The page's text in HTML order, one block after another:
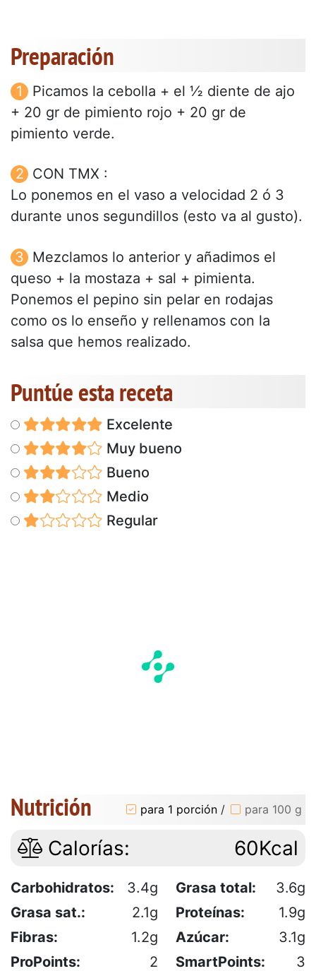
Preparación
Picamos la cebolla + el ½ diente de ajo
+ 20 gr de pimiento rojo + 20 gr de
pimiento verde.
CON TMX :
Lo ponemos en el vaso a velocidad 2 ó 3
durante unos segundillos (esto va al gusto).
Mezclamos lo anterior y añadimos el
queso + la mostaza + sal + pimienta.
Ponemos el pepino sin pelar en rodajas
como os lo enseño y rellenamos con la
salsa que hemos realizado.
Puntúe esta receta
Excelente
Muy bueno
Bueno
Medio
Regular
Nutrición para 1 porción / para 100 g
Calorías: 60Kcal
Carbohidratos: 3.4g Grasa total:
3.6g
Grasa sat.:
2.1g Proteínas:
1.9g
Fibras:
1.2g Azúcar:
3.1g
ProPoints:
2 SmartPoints: 3